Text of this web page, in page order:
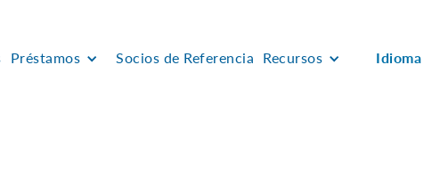
Préstamos Socios de Referencia Recursos Idioma